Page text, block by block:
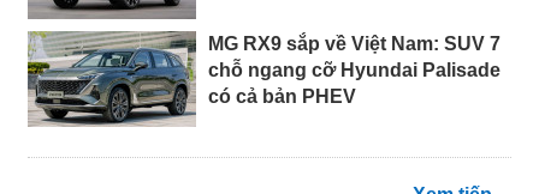
MG RX9 sắp về Việt Nam: SUV 7
chỗ ngang cỡ Hyundai Palisade
có cả bản PHEV